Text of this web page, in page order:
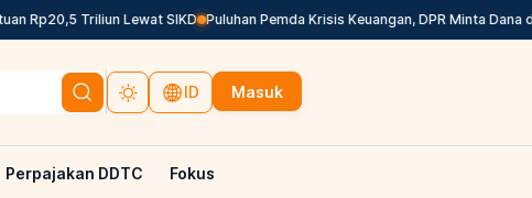
Triliun Lewat SIKD Puluhan Pemda Krisis Keuangan, DPR Minta Dana dari
ID Masuk
Perpajakan DDTC Fokus